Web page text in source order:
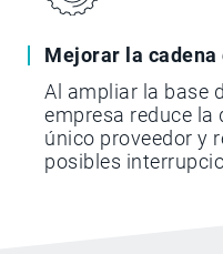
Mejorar la
Al ampliar la base
empresa reduce la
único proveedor y
posibles